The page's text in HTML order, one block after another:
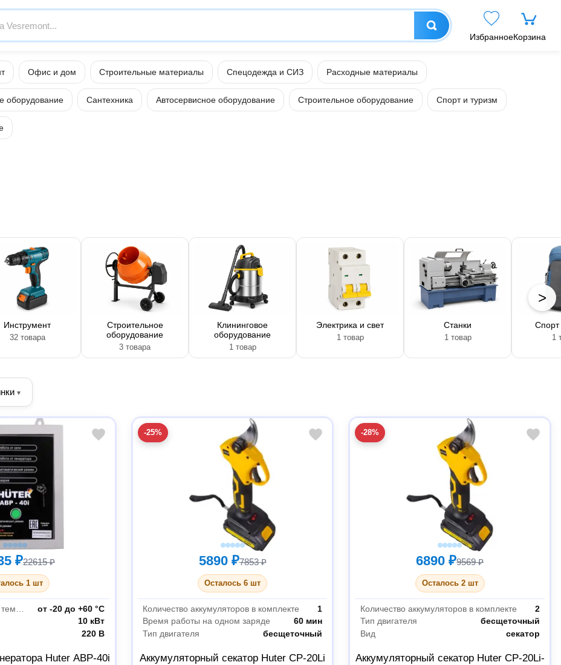
ИзбранноеКорзина
Офис и дом Строительные материалы Спецодежда и СИЗ Расходные материалы
оборудование Сантехника Автосервисное оборудование Строительное оборудование Спорт и туризм
>
Инструмент
32 товара
Строительное
оборудование
3 товара
Клининговое
оборудование
1 товар
Электрика и свет
1 товар
Станки
1 товар
Спорт
1
▾
₽22615 ₽
1 шт
от -20 до +60 °С
10 кВт
220 В
Huter АВР-40i
-25%
5890 ₽7853 ₽
Осталось 6 шт
Количество аккумуляторов в комплекте
1
Время работы на одном заряде
60 мин
Тип двигателя
бесщеточный
Аккумуляторный секатор Huter CP-20Li
-28%
6890 ₽9569 ₽
Осталось 2 шт
Количество аккумуляторов в комплекте
2
Тип двигателя
бесщеточный
Вид
секатор
Аккумуляторный секатор Huter CP-20Li-